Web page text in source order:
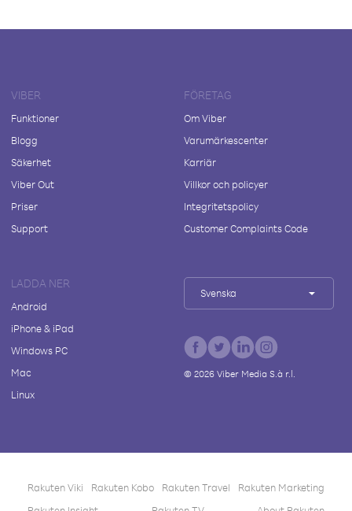
VIBER
Funktioner
Blogg
Säkerhet
Viber Out
Priser
Support
FÖRETAG
Om Viber
Varumärkescenter
Karriär
Villkor och policyer
Integritetspolicy
Customer Complaints Code
LADDA NER
Android
iPhone & iPad
Windows PC
Mac
Linux
Svenska
© 2026Viber Media S.à r.l.
Rakuten Viki Rakuten Kobo Rakuten Travel
Rakuten Marketing